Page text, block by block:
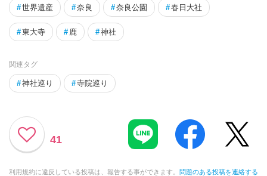
#世界遺産 #奈良 #奈良公園 #春日大社
#東大寺 # 鹿 #神社
関連タグ
#神社巡り #寺院巡り
41
利用規約に違反している投稿は、報告する事ができます。 問題のある投稿を連絡する